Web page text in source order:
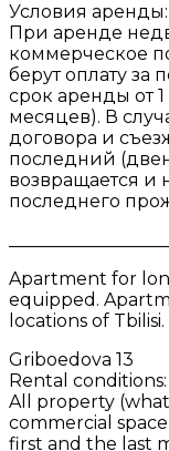
Условия аренды:
При аренде
коммерческое
берут оплату
срок аренды от
месяцев). В
договора и
последний
возвращается и
последнего
Apartment for
equipped.
locations of
Griboedova 13
Rental conditions:
All property
commercial
first and the last